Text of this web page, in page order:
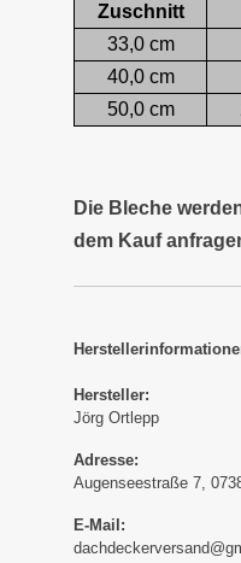
Zuschnitt
33,0 cm
40,0 cm
50,0 cm
Die Bleche
dem Kauf
Hersteller:
Jörg Ortlepp
Adresse:
Augenseestraße 7,
E-Mail: